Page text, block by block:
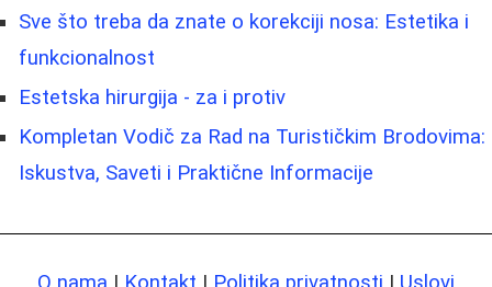
Sve što treba da znate o korekciji nosa: Estetika i
funkcionalnost
Estetska hirurgija - za i protiv
Kompletan Vodič za Rad na Turističkim Brodovima:
Iskustva, Saveti i Praktične Informacije
O nama | Kontakt | Politika privatnosti | Uslovi